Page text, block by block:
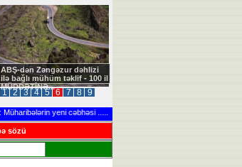
1
2 3 4 5 6 7 8 9
ABŞ-dən Zəngəzur dəhlizi
ilə bağlı mühüm təklif - 100 il
MÜDDƏTİNƏ...
yeni cəbhəsi.....
sözü